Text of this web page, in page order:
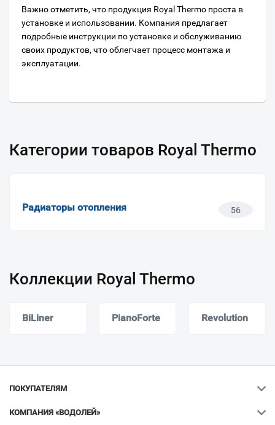
Важно отметить, что продукция Royal Thermo проста в
установке и использовании. Компания предлагает
подробные инструкции по установке и обслуживанию
своих продуктов, что облегчает процесс монтажа и
эксплуатации.
Категории товаров Royal Thermo
Радиаторы отопления 56
Коллекции Royal Thermo
BiLiner PianoForte Revolution
ПОКУПАТЕЛЯМ
КОМПАНИЯ «ВОДОЛЕЙ»